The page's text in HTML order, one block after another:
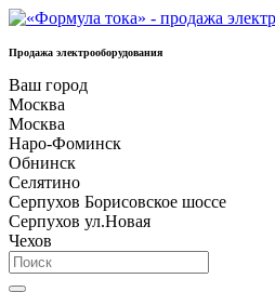
Продажа электрооборудования
Ваш город
Москва
Москва
Наро-Фоминск
Обнинск
Селятино
Серпухов Борисовское шоссе
Серпухов ул.Новая
Чехов